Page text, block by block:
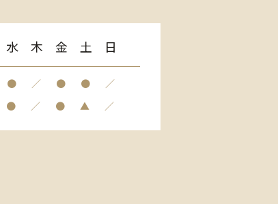
水 木 金 土 日
● ／ ● ● ／
● ／ ● ▲ ／